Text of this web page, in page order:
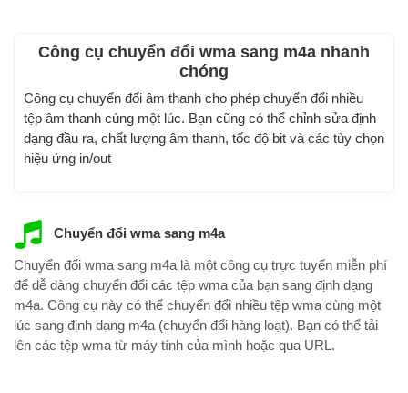
Công cụ chuyển đổi wma sang m4a nhanh
chóng
Công cụ chuyển đổi âm thanh cho phép chuyển đổi nhiều
tệp âm thanh cùng một lúc. Bạn cũng có thể chỉnh sửa định
dạng đầu ra, chất lượng âm thanh, tốc độ bit và các tùy chọn
hiệu ứng in/out
Chuyển đổi wma sang m4a
Chuyển đổi wma sang m4a là một công cụ trực tuyến miễn phí
để dễ dàng chuyển đổi các tệp wma của bạn sang định dạng
m4a. Công cụ này có thể chuyển đổi nhiều tệp wma cùng một
lúc sang định dạng m4a (chuyển đổi hàng loạt). Bạn có thể tải
lên các tệp wma từ máy tính của mình hoặc qua URL.